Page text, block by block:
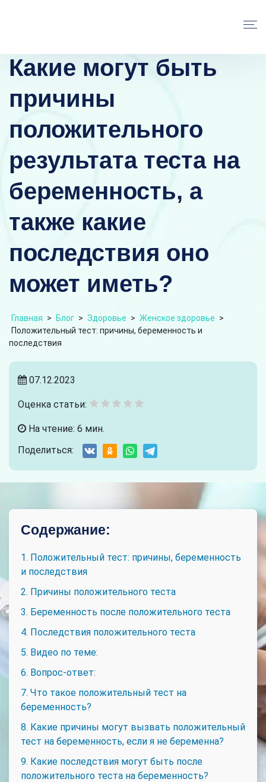
Какие могут быть
причины
положительного
результата теста на
беременность, а
также какие
последствия оно
может иметь?
Главная > Блог > Здоровье > Женское здоровье >
Положительный тест: причины, беременность и
последствия
07.12.2023
Оценка статьи:
На чтение: 6 мин.
Поделиться:
Содержание:
1. Положительный тест: причины, беременность
и последствия
2. Причины положительного теста
3. Беременность после положительного теста
4. Последствия положительного теста
5. Видео по теме:
6. Вопрос-ответ:
7. Что такое положительный тест на
беременность?
8. Какие причины могут вызвать положительный
тест на беременность, если я не беременна?
9. Какие последствия могут быть после
положительного теста на беременность?